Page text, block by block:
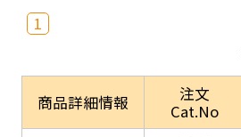
1
商品詳細情報
注文
Cat.No